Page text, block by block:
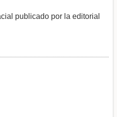
publicado por la editorial